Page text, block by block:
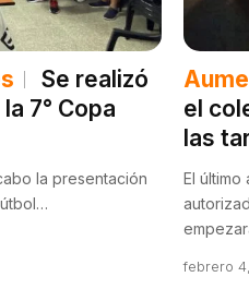
Se realizó
7° Copa
la presentación
el
las
El
febrero